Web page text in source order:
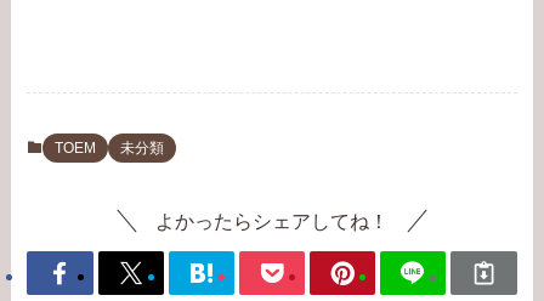
TOEM 未分類
よかったらシェアしてね！